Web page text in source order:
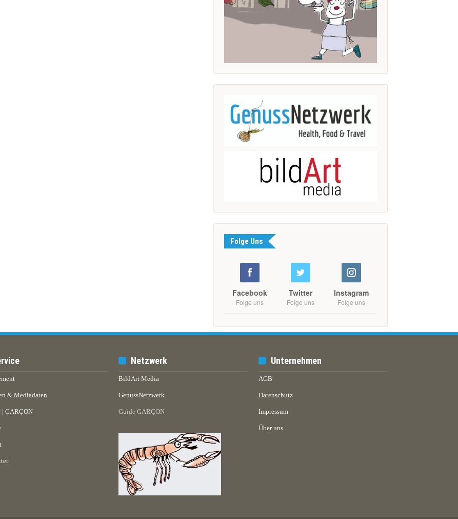
Folge Uns
Facebook
Folge uns
Twitter
Folge uns
Instagram
Folge uns
& Mediadaten
| GARÇON
Netzwerk
BildArt Media
GenussNetzwerk
Guide GARÇON
Unternehmen
AGB
Datenschutz
Impressum
Über uns